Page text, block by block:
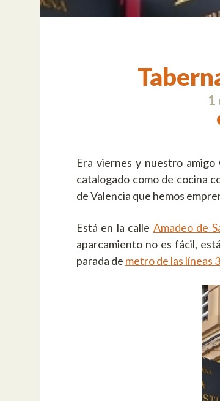
1
Era viernes y nuestro
catalogado como de cocina
de Valencia que hemos
Está en la calle Amadeo de
aparcamiento no es fácil,
parada de metro de las líneas